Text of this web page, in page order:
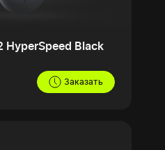
HyperSpeed Black
Заказать